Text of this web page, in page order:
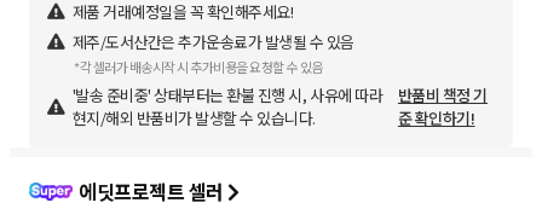
제품 거래예정일을 꼭 확인해주세요!
제주/도서산간은 추가운송료가 발생될 수 있음
*각 셀러가 배송시작 시 추가비용을 요청할 수 있음
'발송 준비중' 상태부터는 환불 진행 시, 사유에 따라
현지/해외 반품비가 발생할 수 있습니다.
반품비 책정 기
준 확인하기!
에딧프로젝트 셀러